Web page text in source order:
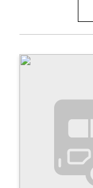
Antall seter
Fra
Hestekrefter
Salgssted